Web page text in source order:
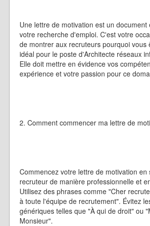
Une lettre de motivation est un document
votre recherche d'emploi. C'est votre
de montrer aux recruteurs pourquoi vous
idéal pour le poste d'Architecte réseaux
Elle doit mettre en évidence vos
expérience et votre passion pour ce
2. Comment commencer ma lettre de
Commencez votre lettre de motivation en
recruteur de manière professionnelle et
Utilisez des phrases comme "Cher
à toute l'équipe de recrutement". Évitez
génériques telles que "À qui de droit" ou
Monsieur".